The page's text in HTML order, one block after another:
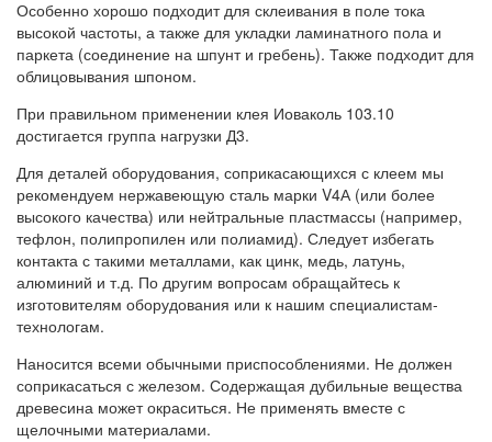
Особенно хорошо подходит для склеивания в поле тока
высокой частоты, а также для укладки ламинатного пола и
паркета (соединение на шпунт и гребень). Также подходит для
облицовывания шпоном.
При правильном применении клея Иоваколь 103.10
достигается группа нагрузки Д3.
Для деталей оборудования, соприкасающихся с клеем мы
рекомендуем нержавеющую сталь марки V4А (или более
высокого качества) или нейтральные пластмассы (например,
тефлон, полипропилен или полиамид). Следует избегать
контакта с такими металлами, как цинк, медь, латунь,
алюминий и т.д. По другим вопросам обращайтесь к
изготовителям оборудования или к нашим специалистам-
технологам.
Наносится всеми обычными приспособлениями. Не должен
соприкасаться с железом. Содержащая дубильные вещества
древесина может окраситься. Не применять вместе с
щелочными материалами.